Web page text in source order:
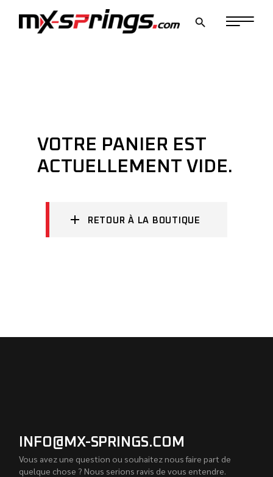
VOTRE PANIER EST
ACTUELLEMENT VIDE.
RETOUR À LA BOUTIQUE
INFO@MX-SPRINGS.COM
Vous avez une question ou souhaitez nous faire part de
quelque chose ? Nous serions ravis de vous entendre.